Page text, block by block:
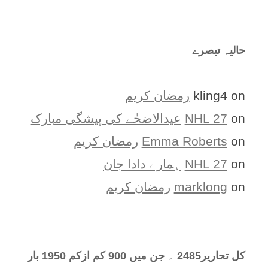
حالیہ تبصرے
kling4 on
رمضان کریم
NHL 27 on
عیدالاضحٰے کی پیشگی مبارک
Emma Roberts on
رمضان کریم
NHL 27 on
ہمارے دادا جان
marklong on رمضان کریم
کل تحارير2485 ۔ جن میں 900 کم ازکم 1950 بار